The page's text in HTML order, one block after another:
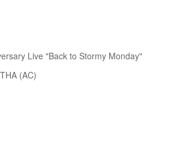
Live "Back to Stormy Monday"
(AC)